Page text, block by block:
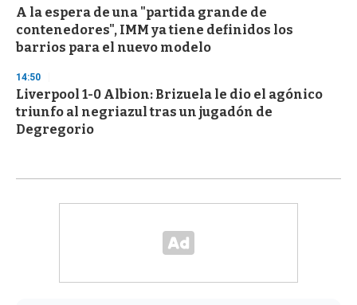
A la espera de una "partida grande de
contenedores", IMM ya tiene definidos los
barrios para el nuevo modelo
14:50
Liverpool 1-0 Albion: Brizuela le dio el agónico
triunfo al negriazul tras un jugadón de
Degregorio